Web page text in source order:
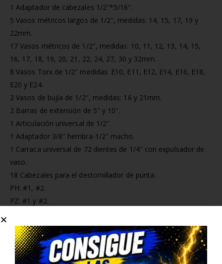
1 Adaptador de cabezales 1/2″*5/16″.
5 Vasos métricos largos de 1/2″, medidas: 14, 15, 17, 19 y
22mm.
17 Vasos métricos de 1/2″, medidas: 10, 11, 12, 13, 14, 15,
16, 17, 18, 19, 20, 21, 22, 24, 27, 30 y 32mm.
8 Vasos Torx de 1/2″ medidas: E10, E11, E12, E14, E16, E18,
E20 y E24.
2 Vasos de bujía de 1/2″, medidas: 16 y 21mm.
2 Barras de extensión de 5″ y 10″.
1 Articulación universal de 1/2″.
1 Adaptador 3/8″ hembra-1/2″ macho.
1 Carraca universal de 72 dientes de 1/4″ con expulsador de
vaso.
18 Cabezales para el destornillador de punta:
PH: #1, #2.
PZ: #1 y #2.
SL: 4, 5.5, 6.5mm.
TX: 8, 10, 15, 20, 25, 27 y 30mm.
1 Mango destornillador de 1/4″.